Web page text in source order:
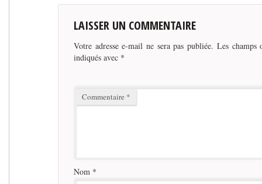
LAISSER UN COMMENTAIRE
Votre adresse e-mail ne sera pas publiée. Les champs
indiqués avec *
Commentaire *
Nom *